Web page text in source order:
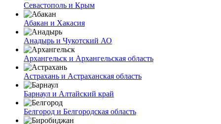
Севастополь и Крым
Абакан и Хакасия
Анадырь и Чукотский АО
Архангельск и Архангельская область
Астрахань и Астраханская область
Барнаул и Алтайский край
Белгород и Белгородская область